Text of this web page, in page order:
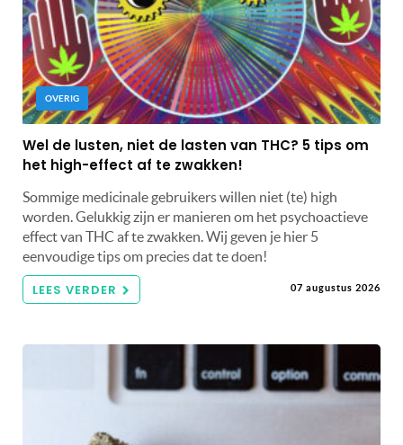
OVERIG
Wel de lusten, niet de lasten van THC? 5 tips om
het high-effect af te zwakken!
Sommige medicinale gebruikers willen niet (te) high
worden. Gelukkig zijn er manieren om het psychoactieve
effect van THC af te zwakken. Wij geven je hier 5
eenvoudige tips om precies dat te doen!
LEES VERDER 07 augustus 2026